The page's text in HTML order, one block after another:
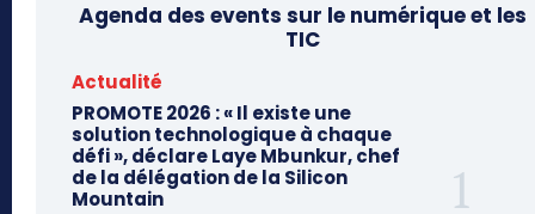
Agenda des events sur le numérique et les
TIC
Actualité
PROMOTE 2026 : « Il existe une
solution technologique à chaque
défi », déclare Laye Mbunkur, chef
de la délégation de la Silicon
Mountain